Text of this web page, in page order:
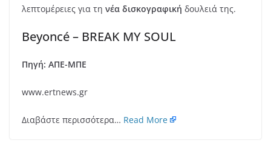
λεπτομέρειες για τη νέα δισκογραφική δουλειά της.
Beyoncé – BREAK MY SOUL
Πηγή: ΑΠΕ-ΜΠΕ
www.ertnews.gr
Διαβάστε περισσότερα… Read More